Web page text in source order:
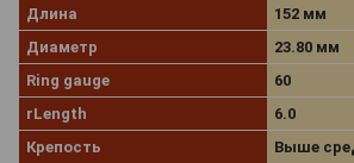
Длина
152 мм
Диаметр
23.80 мм
Ring gauge
60
rLength
6.0
Крепость
Выше